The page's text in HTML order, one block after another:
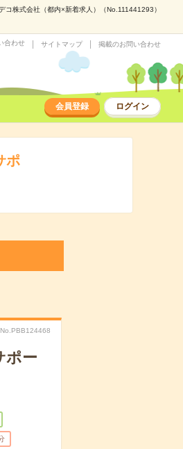
株式会社（都内×新着求人）（No.111441293）
合わせ サイトマップ 掲載のお問い合わせ
会員登録 ログイン
ポ
No.PBB124468
ポー